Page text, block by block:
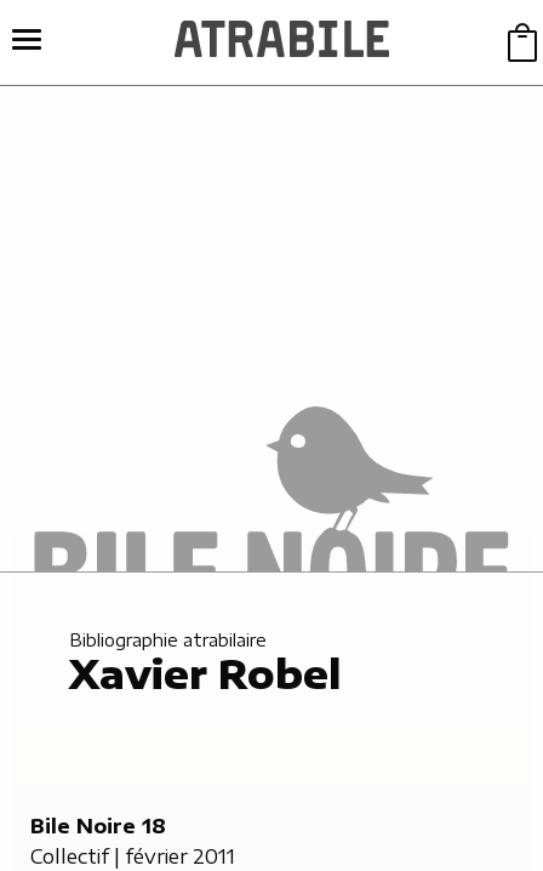
Bibliographie atrabilaire
Xavier Robel
Bile Noire 18
Collectif | février 2011